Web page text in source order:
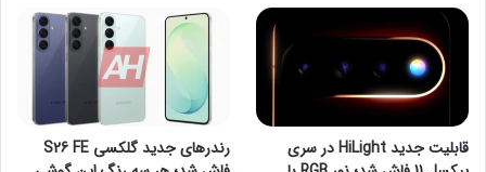
قابلیت جدید HiLight در سری
رندرهای جدید گلکسی S26 FE